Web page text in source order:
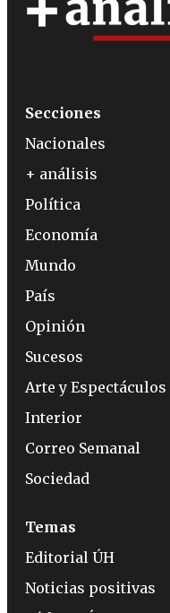
Secciones
Nacionales
+ análisis
Política
Economía
Mundo
País
Opinión
Sucesos
Arte y Espectáculos
Interior
Correo Semanal
Sociedad
Temas
Editorial ÚH
Noticias positivas